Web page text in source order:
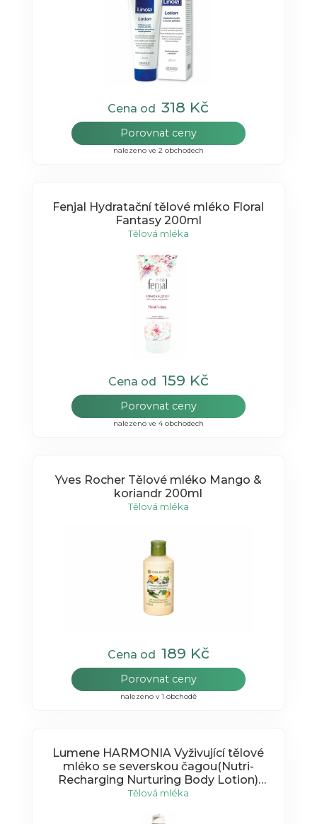
Cena od318 Kč
Porovnat ceny
nalezeno ve 2 obchodech
Fenjal Hydratační tělové mléko Floral
Fantasy 200ml
Tělová mléka
Cena od 159 Kč
Porovnat ceny
nalezeno ve 4 obchodech
Yves Rocher Tělové mléko Mango &
koriandr 200ml
Tělová mléka
Cena od 189 Kč
Porovnat ceny
nalezeno v 1 obchodě
Lumene HARMONIA Vyživující tělové
mléko se severskou čagou(Nutri-
Recharging Nurturing Body Lotion)
200ml
Tělová mléka